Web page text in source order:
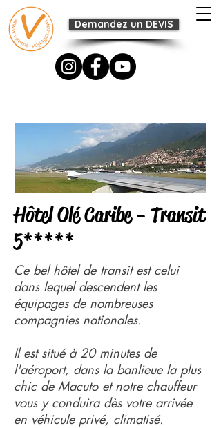
Demandez un DEVIS
Hôtel Olé Caribe - Transit
5*****
Ce bel hôtel de transit est celui
dans lequel descendent les
équipages de nombreuses
compagnies nationales.
Il est situé à 20 minutes de
l'aéroport, dans la banlieue la plus
chic de Macuto et notre chauffeur
vous y conduira dès votre arrivée
en véhicule privé, climatisé.